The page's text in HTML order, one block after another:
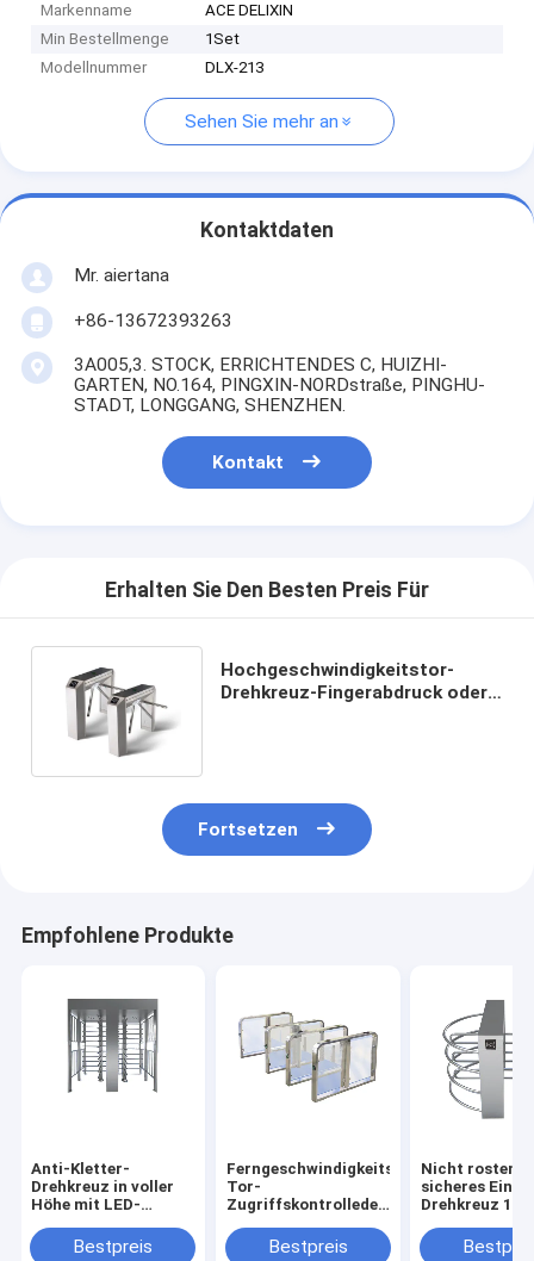
Markenname
ACE DELIXIN
Min Bestellmenge
1Set
Modellnummer
DLX-213
Sehen Sie mehr an
Kontaktdaten
Mr. aiertana
+86-13672393263
3A005,3. STOCK, ERRICHTENDES C, HUIZHI-
GARTEN, NO.164, PINGXIN-NORDstraße, PINGHU-
STADT, LONGGANG, SHENZHEN.
Kontakt
Erhalten Sie Den Besten Preis Für
Hochgeschwindigkeitstor-
Drehkreuz-Fingerabdruck oder
Fortsetzen
Empfohlene Produkte
Anti-Kletter-
Drehkreuz in voller
Höhe mit LED-
Hochbelastbar für
Bestpreis
Ferngeschwindigkeits-
Tor-
Zugriffskontrolledelstahl-
menschen/Minute
Bestpreis
Nicht
sicheres
Drehkreuz
sich dreht